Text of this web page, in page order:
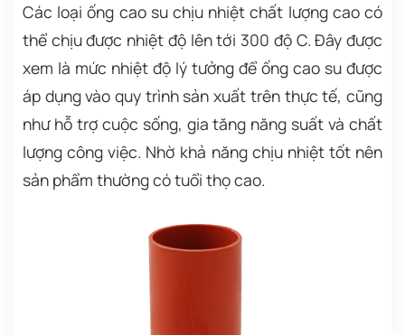
Các loại ống cao su chịu nhiệt chất lượng cao có
thể chịu được nhiệt độ lên tới 300 độ C. Đây được
xem là mức nhiệt độ lý tưởng để ống cao su được
áp dụng vào quy trình sản xuất trên thực tế, cũng
như hỗ trợ cuộc sống, gia tăng năng suất và chất
lượng công việc. Nhờ khả năng chịu nhiệt tốt nên
sản phẩm thường có tuổi thọ cao.